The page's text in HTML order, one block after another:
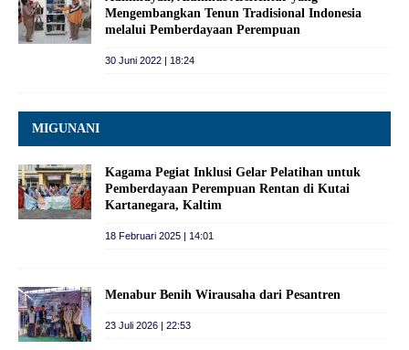
Mengembangkan Tenun Tradisional Indonesia
melalui Pemberdayaan Perempuan
30 Juni 2022 | 18:24
MIGUNANI
Kagama Pegiat Inklusi Gelar Pelatihan untuk
Pemberdayaan Perempuan Rentan di Kutai
Kartanegara, Kaltim
18 Februari 2025 | 14:01
Menabur Benih Wirausaha dari Pesantren
23 Juli 2026 | 22:53